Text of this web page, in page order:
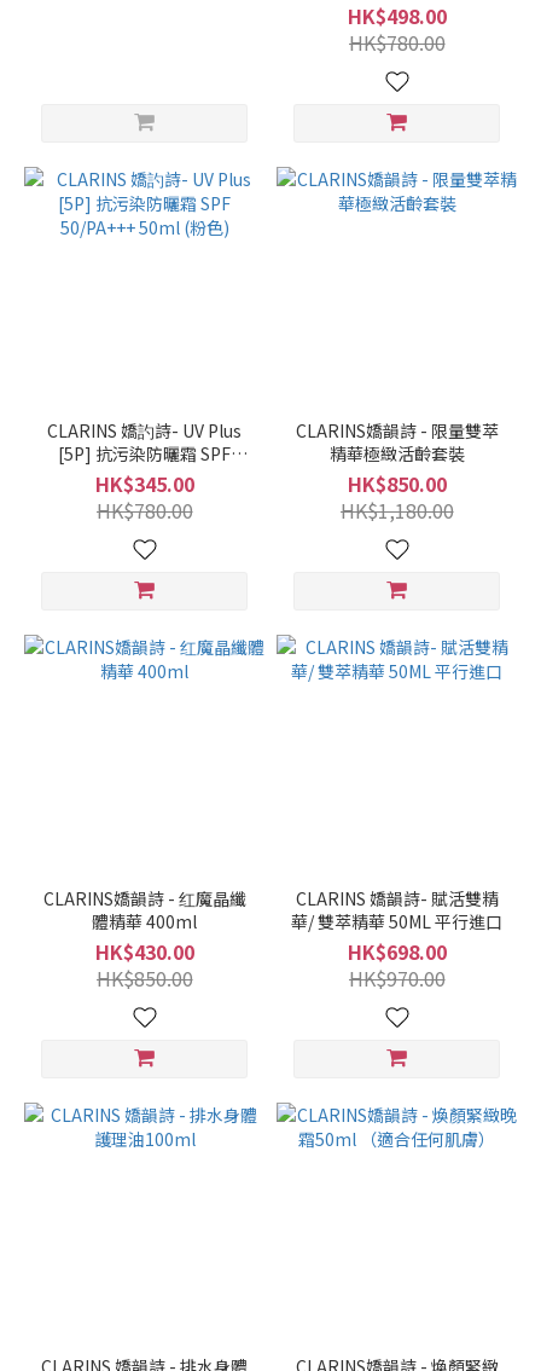
HK$498.00
HK$780.00
CLARINS 嬌訋詩- UV Plus
[5P] 抗污染防曬霜 SPF
50/PA+++ 50ml (粉色)
HK$345.00
HK$780.00
CLARINS嬌韻詩 - 限量雙萃
精華極緻活齡套裝
HK$850.00
HK$1,180.00
CLARINS嬌韻詩 - 红魔晶纖
體精華 400ml
HK$430.00
HK$850.00
CLARINS 嬌韻詩- 賦活雙精
華/ 雙萃精華 50ML 平行進口
HK$698.00
HK$970.00
CLARINS 嬌韻詩 - 排水身體 CLARINS嬌韻詩 - 煥顏緊緻